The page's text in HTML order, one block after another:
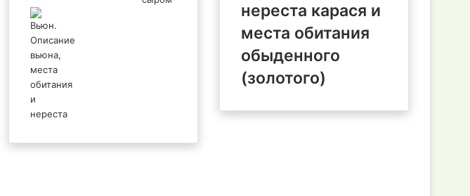
нереста карася и
места обитания
обыденного
(золотого)